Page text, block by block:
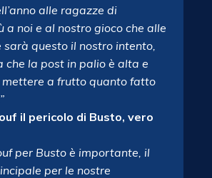
alle ragazze di
a noi e al nostro gioco che alle
sarà questo il nostro intento,
che la post in palio è alta e
mettere a frutto quanto fatto
il pericolo di Busto, vero
per Busto è importante, il
per le nostre